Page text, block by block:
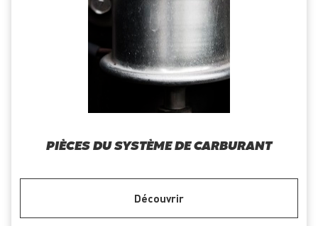
PIÈCES DU SYSTÈME DE CARBURANT
Découvrir